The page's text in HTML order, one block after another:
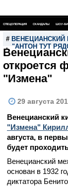
СПЕЦОПЕРАЦИЯ СКАНДАЛЫ ШОУ-
# ВЕНЕЦИАНСКИЙ
, "АНТОН ТУТ
откроется
"Измена"
29 августа
Венецианский
"Измена"
августа, в
будет
Венецианский
основан в 1932
диктатора